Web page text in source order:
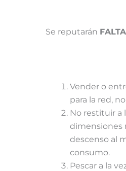
Se reputarán
Vender o
para la red,
No restituir a
dimensiones
descenso al
consumo.
Pescar a la